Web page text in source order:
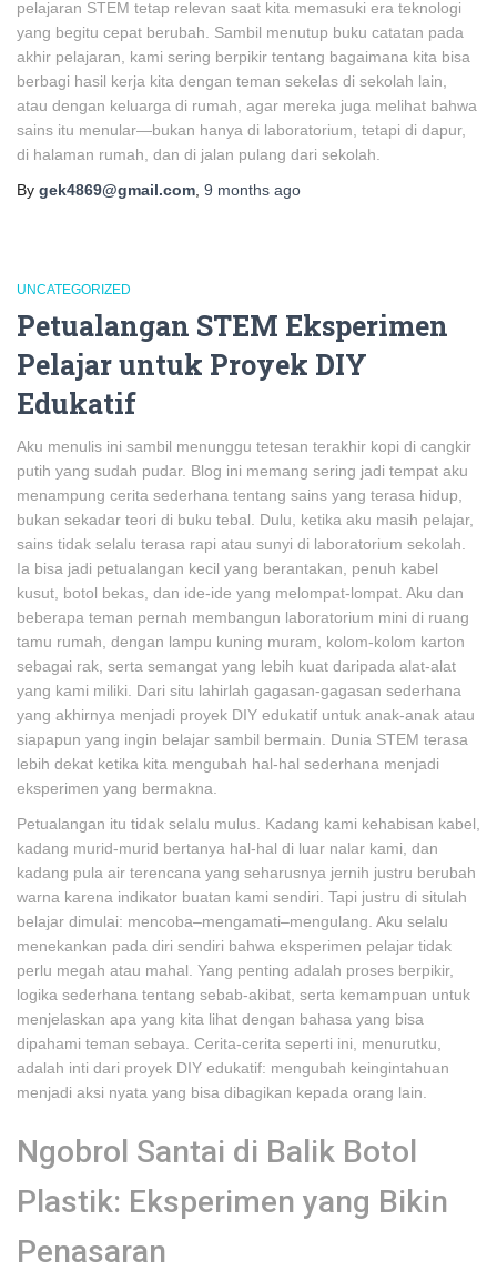
pelajaran STEM tetap relevan saat kita memasuki era teknologi
yang begitu cepat berubah. Sambil menutup buku catatan pada
akhir pelajaran, kami sering berpikir tentang bagaimana kita bisa
berbagi hasil kerja kita dengan teman sekelas di sekolah lain,
atau dengan keluarga di rumah, agar mereka juga melihat bahwa
sains itu menular—bukan hanya di laboratorium, tetapi di dapur,
di halaman rumah, dan di jalan pulang dari sekolah.
By gek4869@gmail.com 9 months ago
UNCATEGORIZED
Petualangan STEM Eksperimen
Pelajar untuk Proyek DIY
Edukatif
Aku menulis ini sambil menunggu tetesan terakhir kopi di cangkir
putih yang sudah pudar. Blog ini memang sering jadi tempat aku
menampung cerita sederhana tentang sains yang terasa hidup,
bukan sekadar teori di buku tebal. Dulu, ketika aku masih pelajar,
sains tidak selalu terasa rapi atau sunyi di laboratorium sekolah.
Ia bisa jadi petualangan kecil yang berantakan, penuh kabel
kusut, botol bekas, dan ide-ide yang melompat-lompat. Aku dan
beberapa teman pernah membangun laboratorium mini di ruang
tamu rumah, dengan lampu kuning muram, kolom-kolom karton
sebagai rak, serta semangat yang lebih kuat daripada alat-alat
yang kami miliki. Dari situ lahirlah gagasan-gagasan sederhana
yang akhirnya menjadi proyek DIY edukatif untuk anak-anak atau
siapapun yang ingin belajar sambil bermain. Dunia STEM terasa
lebih dekat ketika kita mengubah hal-hal sederhana menjadi
eksperimen yang bermakna.
Petualangan itu tidak selalu mulus. Kadang kami kehabisan kabel,
kadang murid-murid bertanya hal-hal di luar nalar kami, dan
kadang pula air terencana yang seharusnya jernih justru berubah
warna karena indikator buatan kami sendiri. Tapi justru di situlah
belajar dimulai: mencoba–mengamati–mengulang. Aku selalu
menekankan pada diri sendiri bahwa eksperimen pelajar tidak
perlu megah atau mahal. Yang penting adalah proses berpikir,
logika sederhana tentang sebab-akibat, serta kemampuan untuk
menjelaskan apa yang kita lihat dengan bahasa yang bisa
dipahami teman sebaya. Cerita-cerita seperti ini, menurutku,
adalah inti dari proyek DIY edukatif: mengubah keingintahuan
menjadi aksi nyata yang bisa dibagikan kepada orang lain.
Ngobrol Santai di Balik Botol
Plastik: Eksperimen yang Bikin
Penasaran